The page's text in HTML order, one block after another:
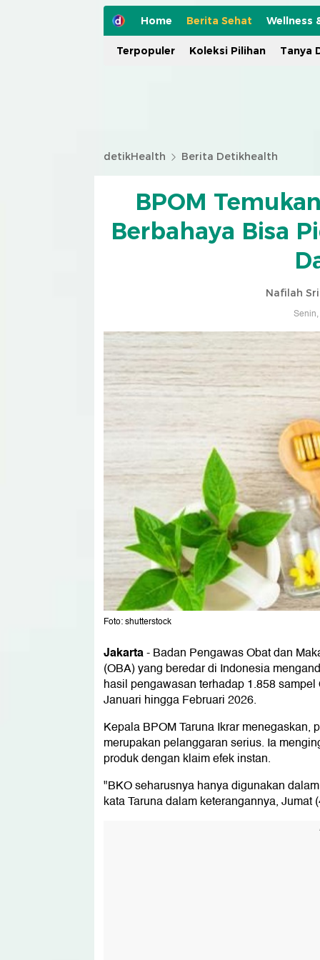
Home Berita Sehat Wellness
Terpopuler Koleksi Pilihan Tanya
detikHealth Berita Detikhealth
BPOM
Berbahaya Bisa
Nafilah
Foto: shutterstock
Jakarta-Badan Pengawas Obat dan
(OBA) yang beredar di Indonesia
hasil pengawasan terhadap 1.858
Januari hingga Februari 2026.
Kepala BPOM Taruna Ikrar menegaskan,
merupakan pelanggaran serius. Ia
produk dengan klaim efek instan.
"BKO seharusnya hanya digunakan
kata Taruna dalam keterangannya, Jumat